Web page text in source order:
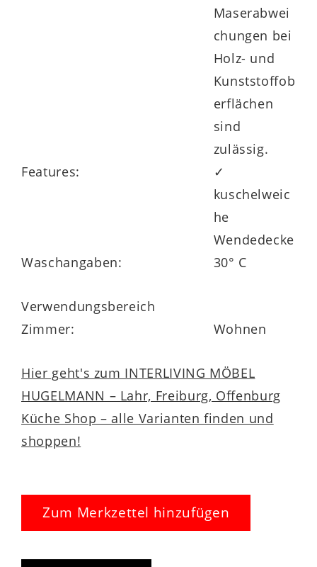
Maserabwei
chungen bei
Holz- und
Kunststoffob
erflächen
sind
zulässig.
Features:
✓
kuschelweic
he
Wendedecke
Waschangaben:
30° C
Verwendungsbereich
Zimmer:
Wohnen
Hier geht's zum INTERLIVING MÖBEL
HUGELMANN – Lahr, Freiburg, Offenburg
Küche Shop – alle Varianten finden und
shoppen!
Zum Merkzettel hinzufügen